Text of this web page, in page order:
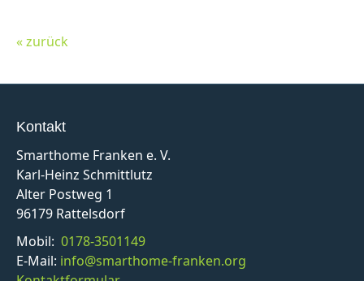
« zurück
Kontakt
Smarthome Franken e. V.
Karl-Heinz Schmittlutz
Alter Postweg 1
96179 Rattelsdorf
Mobil: 0178-3501149
E-Mail: info@smarthome-franken.org